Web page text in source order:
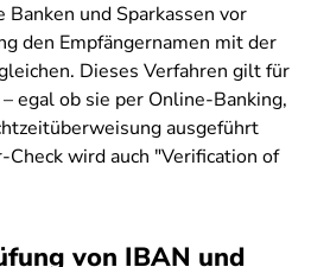
und Sparkassen vor
den Empfängernamen mit der
Dieses Verfahren gilt für
egal ob sie per Online-Banking,
ausgeführt
wird auch "Verification of
von IBAN und